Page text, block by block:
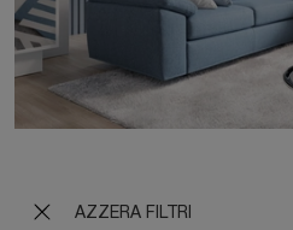
AZZERA FILTRI